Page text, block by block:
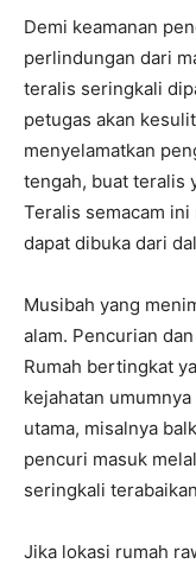
Demi keamanan
perlindungan dari
teralis seringkali
petugas akan
menyelamatkan
tengah, buat teralis
Teralis semacam
dapat dibuka dari
Musibah yang
alam. Pencurian
Rumah bertingkat
kejahatan
utama, misalnya
pencuri masuk
seringkali
Jika lokasi rumah